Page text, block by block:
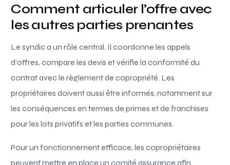
Comment articuler l’offre avec
les autres parties prenantes
Le syndic a un rôle central. Il coordonne les appels
d’offres, compare les devis et vérifie la conformité du
contrat avec le règlement de copropriété. Les
propriétaires doivent aussi être informés, notamment sur
les conséquences en termes de primes et de franchises
pour les lots privatifs et les parties communes.
Pour un fonctionnement efficace, les copropriétaires
peuvent mettre en place un comité assurance afin